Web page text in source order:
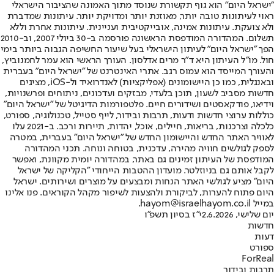
"ישראל היום" הוא גוף תקשורת שנוסד מתוך האמונה שהציבור הישראלי
ראוי לעיתונות טובה יותר, מאוזנת יותר ומדויקת יותר. עיתונות שמדברת
ולא צועקת. עיתונות אמינה, אובייקטיבית ועניינית. עיתונות אחרת וללא
תשלום. המהדורה המודפסת הראשונה פורסמה ב-30 ביולי 2007, וב-2010
הפך "ישראל היום" לעיתון הישראלי בעל שיעור החשיפה הגבוה ביותר בימי
חול. מו"ל העיתון היא ד"ר מרים אדלסון. העורך הראשי הוא עמר לחמנוביץ,
והעורך המייסד הוא עמוס רגב. אתרי האינטרנט של "ישראל היום" בעברית
ובאנגלית, כמו כן היישומונים (אפליקציות) לאנדרואיד ול-iOS, מציגים
חדשות מסביב לשעון, תוכן בלעדי, מבזקים ועדכונים, ניתוחים ופרשנויות,
וידיאו, פודקאסטים ושידורים חיים. פלטפורמות הדיגיטל של "ישראל היום"
כוללות ערוצי חדשות ודעות, תרבות ובידור, לייף סטייל, טכנולוגיה, ספורט,
כלכלה וצרכנות, בריאות, חיילים, אוכל, יהדות, תיירות ורכב. ב-2021 עלו
לאוויר האתר החדש והיישומון החדש של "ישראל היום" בעברית, במטרה
לספק לגולשים חוויה מהירה, עדכנית, בטוחה ונוחה. תכני המהדורה
המודפסת של העיתון זמינים גם באתר, במהדורה יומית מקוונת, ואפשר
לקבל אותם גם בניוזלטר. מועדון ההטבות הייחודי "הקליקה של ישראל
היום" מציע לגולשי האתר הנחות ומבצעים על מוצרים ושירותים. ישראל
היום פתוח להערות, לביקורת ולהצעות לשיפור מקהל הקוראים. פנו אלינו
במייל hayom@israelhayom.co.il.
יום שלישי, 2.6.2026
י"ז בסיון תשפ"ו
חדשות
דעות
ספורט
ForReal